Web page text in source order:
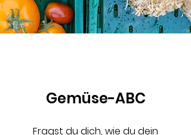
Gemüse-ABC
Fragst du dich, wie du dein